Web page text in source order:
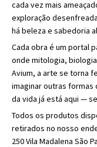
cada vez mais
exploração
há beleza e sabedoria
Cada obra é um portal
onde mitologia,
Avium, a arte se torna
imaginar outras formas
da vida já está aqui —
Todos os produtos
retirados no nosso
250 Vila Madalena São